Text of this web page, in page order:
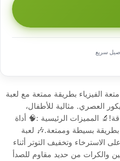
سريع
الفيزياء بطريقة ممتعة مع لعبة
العصري. مثالية للأطفال،
المميزات الرئيسية :🧠 أداة
بسيطة وممتعة.🎶 لعبة
وتخفيف التوتر أثناء
والكرات من حديد مقاوم للصدأ